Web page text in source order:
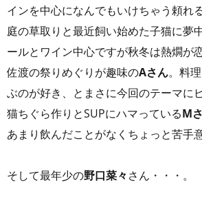
インを中心になんでもいけちゃう頼れ
庭の草取りと最近飼い始めた子猫に夢
ールとワイン中心ですが秋冬は熱燗が
佐渡の祭りめぐりが趣味のAさん。料
ぶのが好き、とまさに今回のテーマに
猫ちぐら作りとSUPにハマっているM
あまり飲んだことがなくちょっと苦手
そして最年少の野口菜々さん・・・。